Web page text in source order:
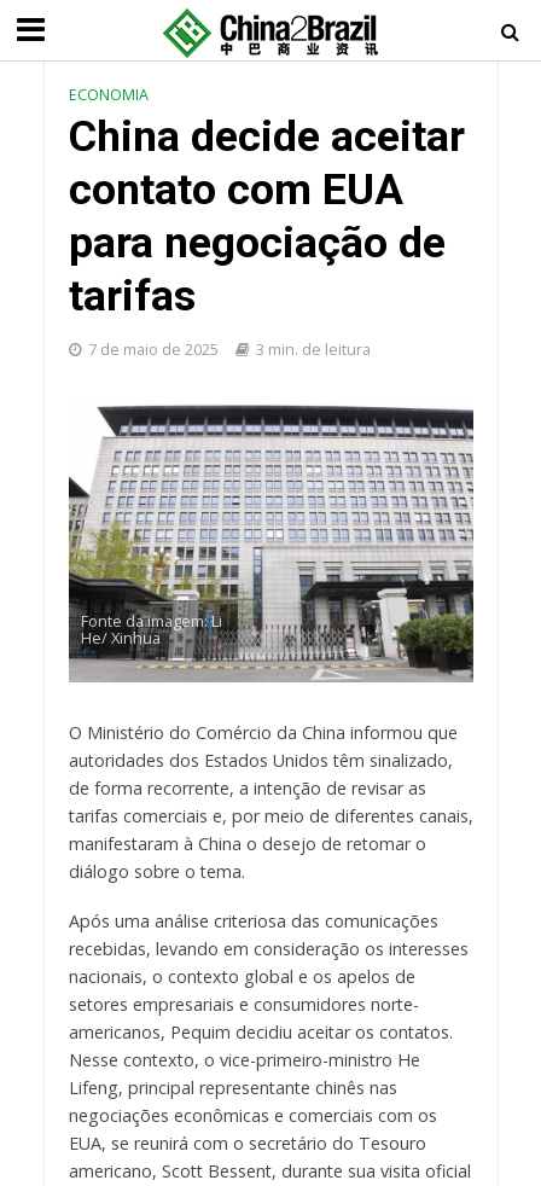
ECONOMIA
China decide aceitar
contato com EUA
para negociação de
tarifas
7 de maio de 2025 3 min. de leitura
Fonte da imagem: Li
He/ Xinhua
O Ministério do Comércio da China informou que
autoridades dos Estados Unidos têm sinalizado,
de forma recorrente, a intenção de revisar as
tarifas comerciais e, por meio de diferentes canais,
manifestaram à China o desejo de retomar o
diálogo sobre o tema.
Após uma análise criteriosa das comunicações
recebidas, levando em consideração os interesses
nacionais, o contexto global e os apelos de
setores empresariais e consumidores norte-
americanos, Pequim decidiu aceitar os contatos.
Nesse contexto, o vice-primeiro-ministro He
Lifeng, principal representante chinês nas
negociações econômicas e comerciais com os
EUA, se reunirá com o secretário do Tesouro
americano, Scott Bessent, durante sua visita oficial